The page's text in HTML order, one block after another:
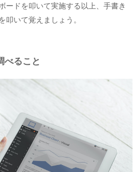
ードを叩いて実施する以上、手書き
叩いて覚えましょう。
べること